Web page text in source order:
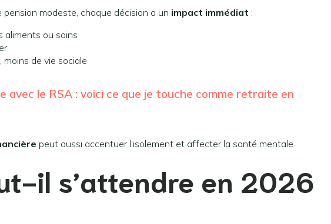
modeste, chaque décision a un impact immédiat :
aliments ou soins
de vie sociale
avec le RSA : voici ce que je touche comme retraite en
peut aussi accentuer l’isolement et affecter la santé mentale.
il s’attendre en 2026